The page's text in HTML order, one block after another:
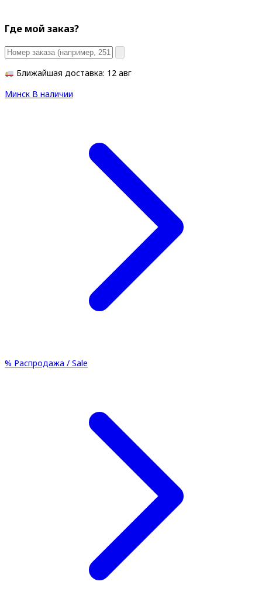
Где мой заказ?
Ближайшая доставка: 12 авг
Минск В наличии
% Распродажа / Sale